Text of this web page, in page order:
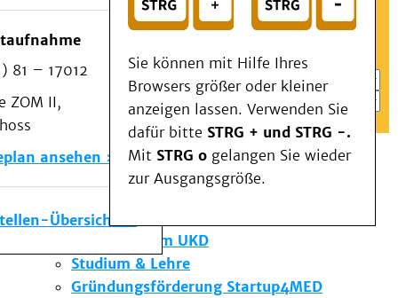
oder
Wählen Sie ein Thema für Ihren Schnelleinstieg
81 – 17012
ZOM II,
ansehen
Übersicht
Sie können mit Hilfe Ihres
Browsers größer oder kleiner
anzeigen lassen. Verwenden Sie
dafür bitte STRG + und STRG -.
Mit STRG o gelangen Sie wieder
zur Ausgangsgröße.
Patienten & Besucher
Kliniken/Institute/Zentren
Als Patient am UKD
Beratung und Unterstützung
Veranstaltungen
Kommunikation im Medizinwesen (KIM)
Notfall
Forschung & Lehre
Die Institute des UKD
Forschung am UKD
Studium & Lehre
Gründungsförderung Startup4MED